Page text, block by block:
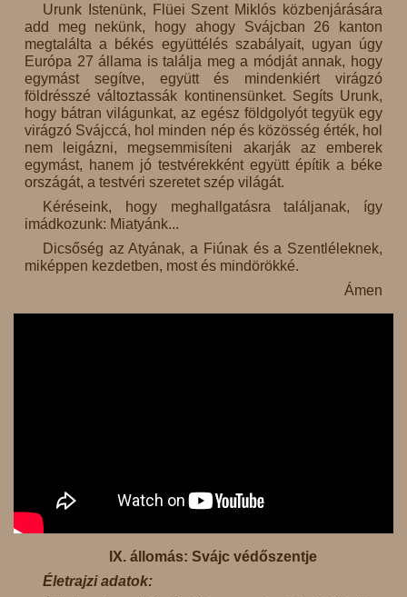
Urunk Istenünk, Flüei Szent Miklós közbenjárására
add meg nekünk, hogy ahogy Svájcban 26 kanton
megtalálta a békés együttélés szabályait, ugyan úgy
Európa 27 állama is találja meg a módját annak, hogy
egymást segítve, együtt és mindenkiért virágzó
földrésszé változtassák kontinensünket. Segíts Urunk,
hogy bátran világunkat, az egész földgolyót tegyük egy
virágzó Svájccá, hol minden nép és közösség érték, hol
nem leigázni, megsemmisíteni akarják az emberek
egymást, hanem jó testvérekként együtt építik a béke
országát, a testvéri szeretet szép világát.
Kéréseink, hogy meghallgatásra találjanak, így
imádkozunk: Miatyánk...
Dicsőség az Atyának, a Fiúnak és a Szentléleknek,
miképpen kezdetben, most és mindörökké.
Ámen
IX. állomás: Svájc védőszentje
Életrajzi adatok: